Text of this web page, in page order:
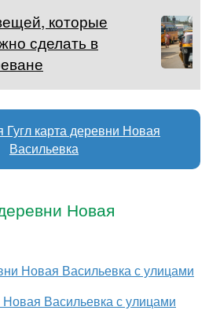
которые
сделать в
Гугл карта деревни Новая
Васильевка
Новая
Новая Васильевка с улицами
Новая Васильевка с улицами